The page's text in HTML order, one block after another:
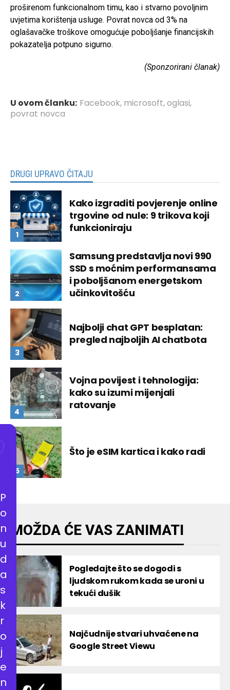
proširenom funkcionalnom timu, kao i stvarno povoljnim
uvjetima korištenja usluge. Povrat novca od 3% na
oglašavačke troškove omogućuje poboljšanje financijskih
pokazatelja potpuno sigurno.
(Sponzorirani članak)
U ovom članku: Facebook, microsoft,oglasi,
povrat novca
DRUGI UPRAVO ČITAJU
Kako izgraditi povjerenje online
trgovine od nule: 9 trikova koji
funkcioniraju
Samsung predstavlja novi 990
SSD s moćnim performansama
i poboljšanom energetskom
učinkovitošću
Najbolji chat GPT besplatan:
pregled najboljih AI chatbota
Vojna povijest i tehnologija:
kako su izumi mijenjali
ratovanje
Što je eSIM kartica i kako radi
MOŽDA ĆE VAS ZANIMATI
Pogledajte što se dogodi s
ljudskom rukom kada se uroni u
tekući dušik
Najčudnije stvari uhvaćene na
Google Street Viewu
P
o
n
u
d
a
s
k
r
o
j
e
n